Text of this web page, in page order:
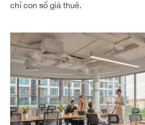
chỉ con số giá thuê.